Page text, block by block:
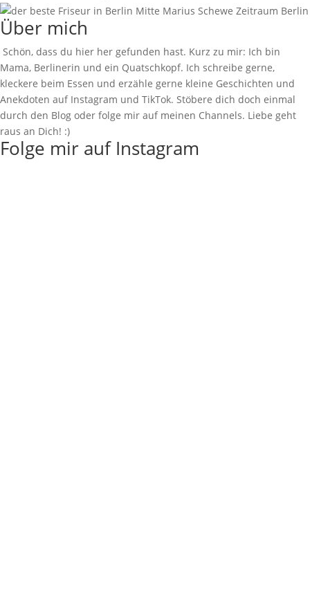
Über mich
Schön, dass du hier her gefunden hast. Kurz zu mir: Ich bin
Mama, Berlinerin und ein Quatschkopf. Ich schreibe gerne,
kleckere beim Essen und erzähle gerne kleine Geschichten und
Anekdoten auf Instagram und TikTok. Stöbere dich doch einmal
durch den Blog oder folge mir auf meinen Channels. Liebe geht
raus an Dich! :)
Folge mir auf Instagram